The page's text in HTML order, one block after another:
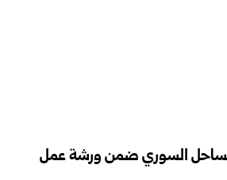
السوري ضمن ورشة عمل